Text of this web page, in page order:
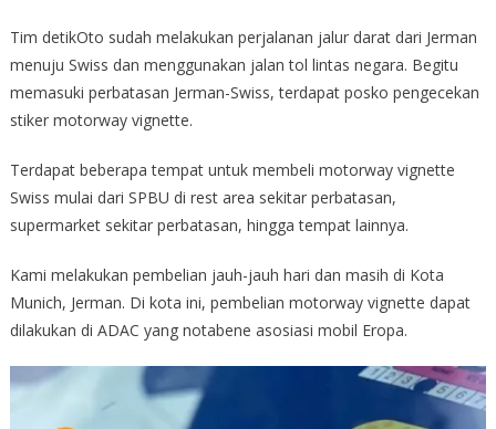
Tim detikOto sudah melakukan perjalanan jalur darat dari Jerman
menuju Swiss dan menggunakan jalan tol lintas negara. Begitu
memasuki perbatasan Jerman-Swiss, terdapat posko pengecekan
stiker motorway vignette.
Terdapat beberapa tempat untuk membeli motorway vignette
Swiss mulai dari SPBU di rest area sekitar perbatasan,
supermarket sekitar perbatasan, hingga tempat lainnya.
Kami melakukan pembelian jauh-jauh hari dan masih di Kota
Munich, Jerman. Di kota ini, pembelian motorway vignette dapat
dilakukan di ADAC yang notabene asosiasi mobil Eropa.